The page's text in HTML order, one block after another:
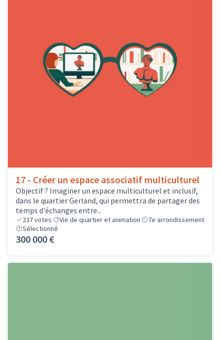
17 - Créer un espace associatif multiculturel
Objectif ? Imaginer un espace multiculturel et inclusif,
dans le quartier Gerland, qui permettra de partager des
temps d'échanges entre...
237votes Vie de quartier et animation
7e arrondissement
Sélectionné
300 000 €